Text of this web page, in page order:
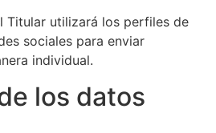
Titular utilizará los perfiles de
sociales para enviar
individual.
los datos